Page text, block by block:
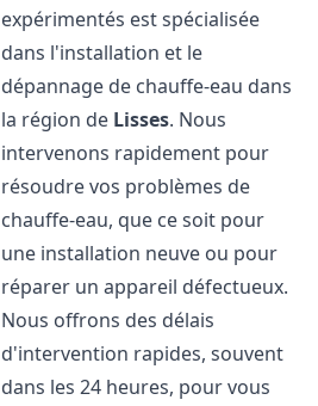
expérimentés est spécialisée
dans l'installation et le
dépannage de chauffe-eau dans
la région de Lisses. Nous
intervenons rapidement pour
résoudre vos problèmes de
chauffe-eau, que ce soit pour
une installation neuve ou pour
réparer un appareil défectueux.
Nous offrons des délais
d'intervention rapides, souvent
dans les 24 heures, pour vous